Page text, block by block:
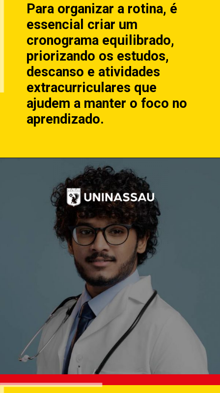
Para organizar a rotina, é
essencial criar um
cronograma equilibrado,
priorizando os estudos,
descanso e atividades
extracurriculares que
ajudem a manter o foco no
aprendizado.